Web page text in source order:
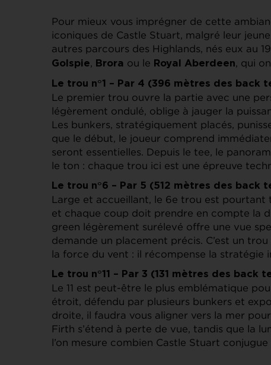
Pour mieux vous imprégner de cette
iconiques de Castle Stuart, malgré leur
autres parcours des Highlands, nés eux au
Golspie, Brora ou le Royal Aberdeen, qui
Le trou n°1 – Par 4 (396 mètres des back
Le premier trou ouvre la partie avec une
légèrement ondulé, oblige à jauger la
Les bunkers, stratégiquement placés,
que le début, le joueur comprend
seront essentielles. Depuis le tee, le
le ton : chaque trou ici est une épreuve
Le trou n°6 – Par 5 (512 mètres des back
Large et accueillant, le 6e trou est pourtant
et chaque coup doit prendre en compte la
green légèrement surélevé offre une vue
demande un placement précis. C’est un
la force du vent : il récompense la
Le trou n°11 – Par 3 (131 mètres des back
Le 11 est peut-être le plus emblématique
étroit, défendu par plusieurs bunkers et
droite, il faudra vous aligner vers la mer
Firth s’étend à perte de vue, tandis que la
l’on mesure combien Castle Stuart